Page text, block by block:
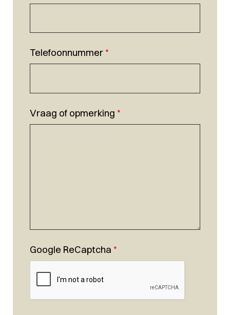
Telefoonnummer*
Vraag of opmerking *
Google ReCaptcha *